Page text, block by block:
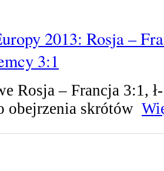
2013: Rosja –
3:1
Rosja – Francja 3:1,
obejrzenia skrótów